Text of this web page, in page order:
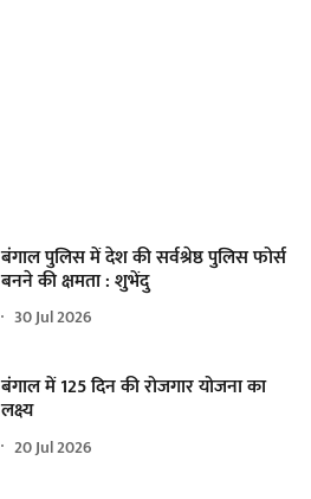
बंगाल पुलिस में देश की सर्वश्रेष्ठ पुलिस फोर्स
बनने की क्षमता : शुभेंदु
30 Jul 2026
बंगाल में 125 दिन की रोजगार योजना का
लक्ष्य
20 Jul 2026